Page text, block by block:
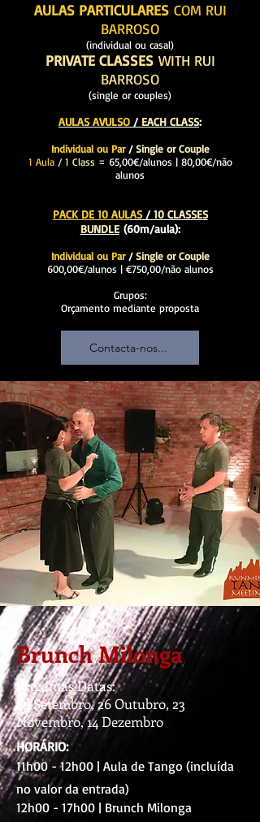
AULAS PARTICULARESCOM RUI
BARROSO
(individual ou casal)
PRIVATE CLASSESWITH RUI
BARROSO
(single or couples)
AULAS AVULSO / EACH CLASS:
Individual ou Par/Single or Couple
1 Aula/ 1 Class = 65,00€/alunos | 80,00€/não
alunos
PACK DE 10 AULAS/ 10 CLASSES
BUNDLE(60m/aula):
Individual ou Par/Single or Couple
600,00€/alunos | €750,00/não alunos
Grupos:
Orçamento mediante proposta
Contacta-nos...
Brunch Milonga
Próximas Datas:
28 Setembro, 26 Outubro, 23
Novembro, 14 Dezembro
HORÁRIO:
11h00 - 12h00 | Aula de Tango (incluída
no valor da entrada)
12h00 - 17h00 | Brunch Milonga